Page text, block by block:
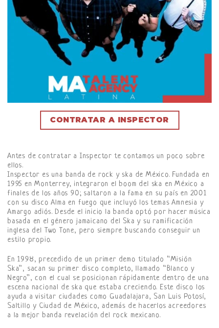
CONTRATAR A INSPECTOR
Antes de contratar a Inspector te contamos un poco sobre
ellos.
Inspector es una banda de rock y ska de México. Fundada en
1995 en Monterrey, integraron el boom del ska en México a
finales de los años 90; saltaron a la fama en su país en 2001
con su disco Alma en fuego que incluyó los temas Amnesia y
Amargo adiós. Desde el inicio la banda optó por hacer música
basada en el género jamaicano del Ska y su ramificación
inglesa del Two Tone, pero siempre buscando conseguir un
estilo propio.
En 1998, precedido de un primer demo titulado “Misión
Ska”, sacan su primer disco completo, llamado “Blanco y
Negro”, con el cual se posicionan rápidamente dentro de una
escena nacional de ska que estaba creciendo. Este disco los
ayuda a visitar ciudades como Guadalajara, San Luis Potosí,
Saltillo y Ciudad de México, además de hacerlos acreedores
a la mejor banda revelación del rock mexicano.